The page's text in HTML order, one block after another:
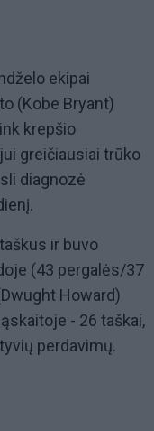
ekipai
(Kobe Bryant)
krepšio
greičiausiai trūko
diagnozė
ir buvo
(43 pergalės/37
Howard)
- 26 taškai,
perdavimų.